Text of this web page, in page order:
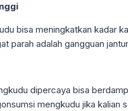
bisa meningkatkan kadar
parah adalah gangguan
dipercaya bisa
mengkudu jika kalian